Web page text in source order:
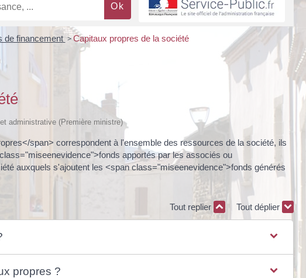
de financement >Capitaux propres de la société
administrative (Première ministre)
span> correspondent à l'ensemble des ressources de la société, ils
apportés par les associés ou
auxquels s'ajoutent les <span class="miseenevidence">fonds générés
Tout replier Tout déplier
propres ?